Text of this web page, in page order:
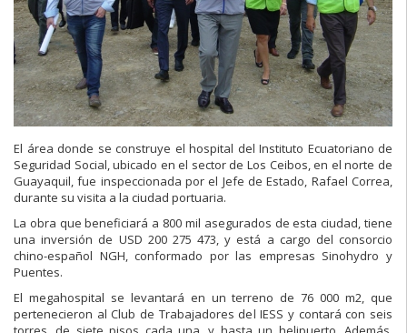
El área donde se construye el hospital del Instituto Ecuatoriano de
Seguridad Social, ubicado en el sector de Los Ceibos, en el norte de
Guayaquil, fue inspeccionada por el Jefe de Estado, Rafael Correa,
durante su visita a la ciudad portuaria.
La obra que beneficiará a 800 mil asegurados de esta ciudad, tiene
una inversión de USD 200 275 473, y está a cargo del consorcio
chino-español NGH, conformado por las empresas Sinohydro y
Puentes.
El megahospital se levantará en un terreno de 76 000 m2, que
pertenecieron al Club de Trabajadores del IESS y contará con seis